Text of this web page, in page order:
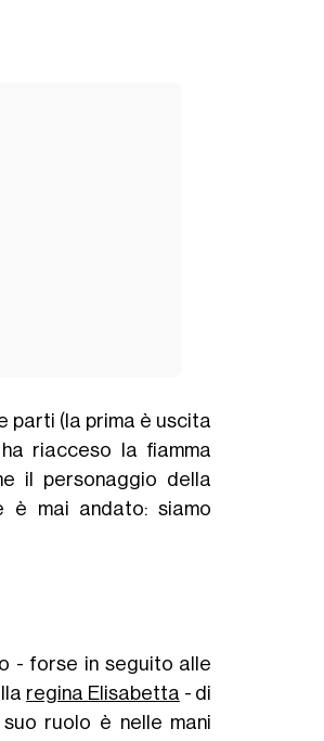
parti (la prima è uscita
riacceso la fiamma
il personaggio della
è mai andato: siamo
- forse in seguito alle
regina Elisabetta - di
ruolo è nelle mani